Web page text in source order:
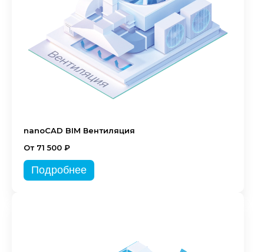
nanoCAD BIM Вентиляция
От 71 500 ₽
Подробнее